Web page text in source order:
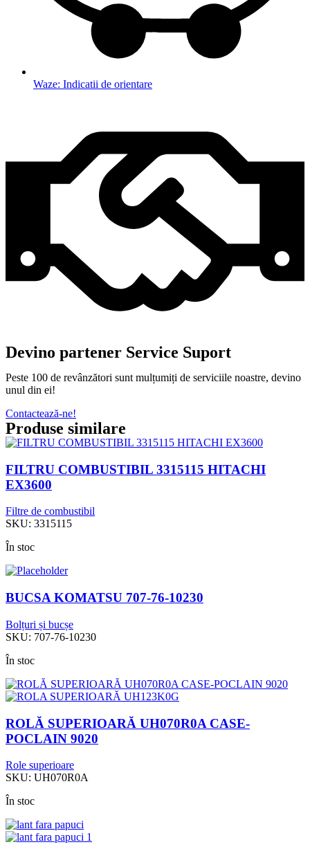
Waze: Indicatii de orientare
Devino partener Service Suport
Peste 100 de revânzători sunt mulțumiți de serviciile noastre, devino
unul din ei!
Contactează-ne!
Produse similare
FILTRU COMBUSTIBIL 3315115 HITACHI
EX3600
Filtre de combustibil
SKU: 3315115
În stoc
BUCSA KOMATSU 707-76-10230
Bolțuri și bucșe
SKU: 707-76-10230
În stoc
ROLĂ SUPERIOARĂ UH070R0A CASE-
POCLAIN 9020
Role superioare
SKU: UH070R0A
În stoc